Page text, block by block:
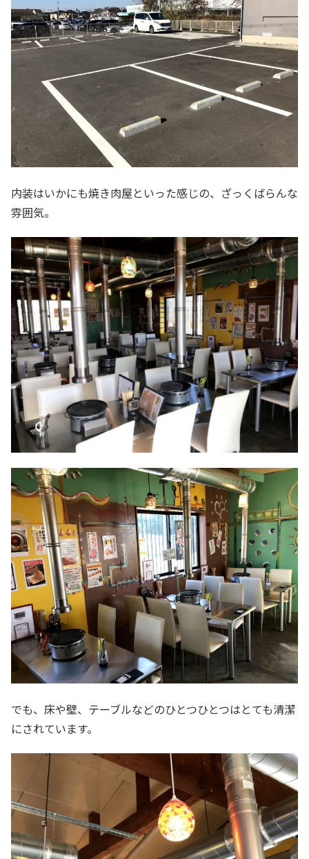
内装はいかにも焼き肉屋といった感じの、ざっくばらんな
雰囲気。
でも、床や壁、テーブルなどのひとつひとつはとても清潔
にされています。